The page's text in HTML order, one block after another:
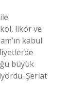
likör ve
kabul
büyük
Şeriat